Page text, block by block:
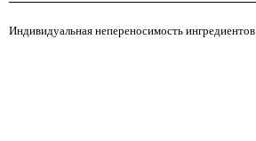
Индивидуальная непереносимость ингредиентов.